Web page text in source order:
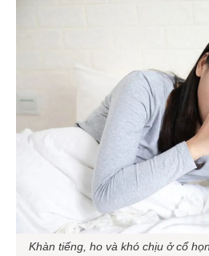
Khàn tiếng, ho và khó chịu ở cổ